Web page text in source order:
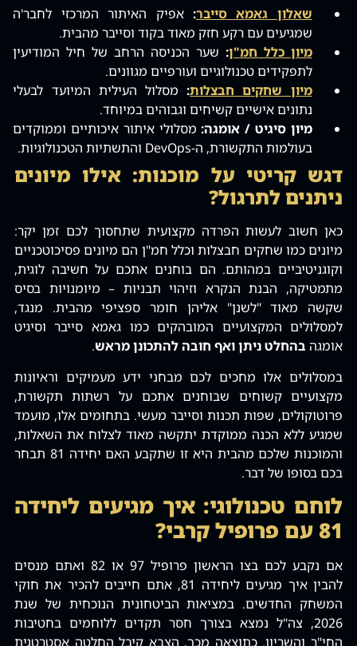
שאלון גאמא סייבר: אפיק האיתור המרכזי לחבר'ה
שמגיעים עם רקע חזק מאוד בקוד וסייבר מהבית.
מיון כלל חמ"ן: שער הכניסה הרחב של חיל המודיעין
לתפקידים טכנולוגיים ועורפיים מגוונים.
מיון שחקים חבצלות:מסלול העילית המיועד לבעלי
נתונים אישיים קשיחים וגבוהים במיוחד.
מיון סיגיט / אומגה:מסלולי איתור איכותיים וממוקדים
בעולמות התקשורת, ה-DevOps והתשתיות הטכנולוגיות.
דגש קריטי על מוכנות: אילו מיונים
ניתנים לתרגול?
כאן חשוב לעשות הפרדה מקצועית שתחסוך לכם זמן יקר:
מיונים כמו שחקים חבצלות וכלל חמ"ן הם מיונים פסיכוטכניים
וקוגניטיביים במהותם. הם בוחנים אתכם על חשיבה לוגית,
מתמטיקה, הבנת הנקרא וזיהוי תבניות – מיומנויות בסיס
שקשה מאוד "לשנן" אליהן חומר ספציפי מהבית. מנגד,
למסלולים המקצועיים המובהקים כמו גאמא סייבר וסיגיט
אומגה בהחלט ניתן ואף חובה להתכונן מראש.
במסלולים אלו מחכים לכם מבחני ידע מעמיקים וראיונות
מקצועיים קשוחים שבוחנים אתכם על רשתות תקשורת,
פרוטוקולים, שפות תכנות וסייבר מעשי. בתחומים אלו, מועמד
שמגיע ללא הכנה ממוקדת יתקשה מאוד לצלוח את השאלות,
והמוכנות שלכם מהבית היא זו שתקבע האם יחידה 81 תבחר
בכם בסופו של דבר.
לוחם טכנולוגי: איך מגיעים ליחידה
81 עם פרופיל קרבי?
אם נקבע לכם בצו הראשון פרופיל 97 או 82 ואתם מנסים
להבין איך מגיעים ליחידה 81, אתם חייבים להכיר את חוקי
המשחק החדשים. במציאות הביטחונית הנוכחית של שנת
2026, צה"ל נמצא בצורך חסר תקדים ללוחמים בחטיבות
החי"ר והשריון. כתוצאה מכך, הצבא קיבל החלטה אסטרטגית